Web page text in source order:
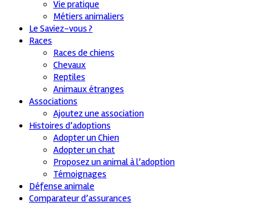
Vie pratique
Métiers animaliers
Le Saviez-vous ?
Races
Races de chiens
Chevaux
Reptiles
Animaux étranges
Associations
Ajoutez une association
Histoires d’adoptions
Adopter un Chien
Adopter un chat
Proposez un animal à l’adoption
Témoignages
Défense animale
Comparateur d’assurances